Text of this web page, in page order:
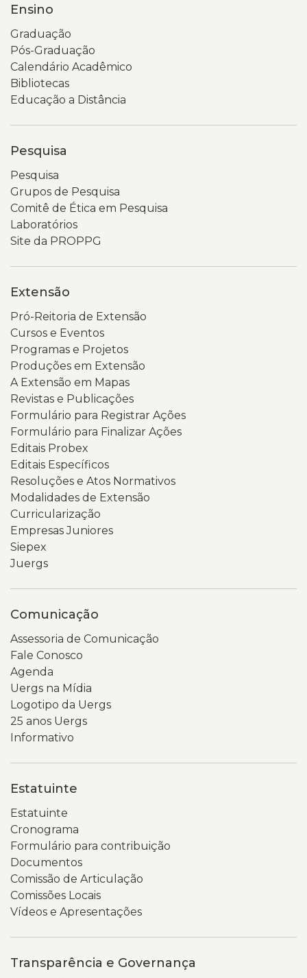
Ensino
Graduação
Pós-Graduação
Calendário Acadêmico
Bibliotecas
Educação a Distância
Pesquisa
Pesquisa
Grupos de Pesquisa
Comitê de Ética em Pesquisa
Laboratórios
Site da PROPPG
Extensão
Pró-Reitoria de Extensão
Cursos e Eventos
Programas e Projetos
Produções em Extensão
A Extensão em Mapas
Revistas e Publicações
Formulário para Registrar Ações
Formulário para Finalizar Ações
Editais Probex
Editais Específicos
Resoluções e Atos Normativos
Modalidades de Extensão
Curricularização
Empresas Juniores
Siepex
Juergs
Comunicação
Assessoria de Comunicação
Fale Conosco
Agenda
Uergs na Mídia
Logotipo da Uergs
25 anos Uergs
Informativo
Estatuinte
Estatuinte
Cronograma
Formulário para contribuição
Documentos
Comissão de Articulação
Comissões Locais
Vídeos e Apresentações
Transparência e Governança